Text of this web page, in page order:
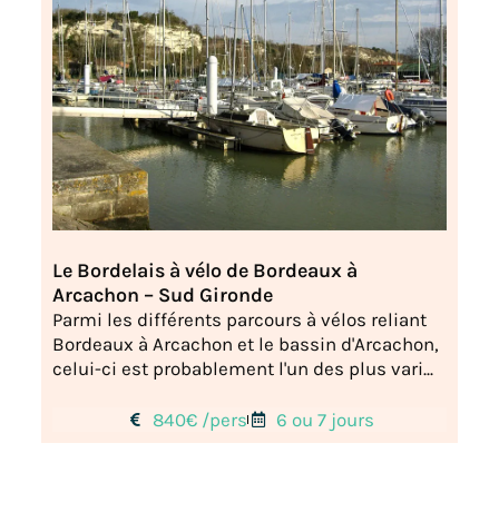
Le Bordelais à vélo de Bordeaux à
Arcachon – Sud Gironde
Parmi les différents parcours à vélos reliant
Bordeaux à Arcachon et le bassin d'Arcachon,
celui-ci est probablement l'un des plus vari...
840€ /pers 6 ou 7 jours